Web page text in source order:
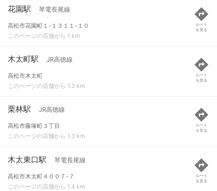
花園駅 琴電長尾線
高松市花園町１-１３１１-１０
このページの店舗から 1 km
ルート
を見る
木太町駅 JR高徳線
高松市木太町
このページの店舗から 1.3 km
ルート
を見る
栗林駅 JR高徳線
高松市藤塚町３丁目
このページの店舗から 1.3 km
ルート
を見る
木太東口駅 琴電長尾線
高松市木太町４００７-７
このページの店舗から 1.4 km
ルート
を見る